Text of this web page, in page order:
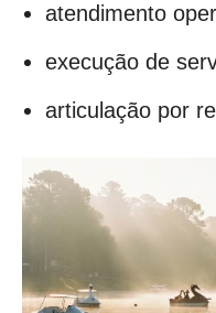
atendimento
execução de
articulação por